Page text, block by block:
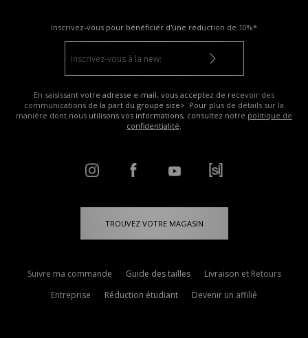
Inscrivez-vous pour bénéficier d'une réduction de 10%*
En saisissant votre adresse e-mail, vous acceptez de recevoir des
communications de la part du groupe size>. Pour plus de détails sur la
manière dont nous utilisons vos informations, consultez notre politique de
confidentialité.
TROUVEZ VOTRE MAGASIN
Suivre ma commande Guide des tailles
Livraison et Retours
Entreprise
Réduction étudiant Devenir un affilié